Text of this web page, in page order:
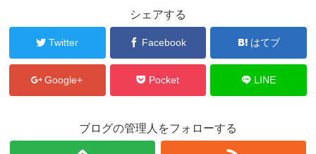
シェアする
Twitter Facebook はてブ
Google+ Pocket LINE
ブログの管理人をフォローする